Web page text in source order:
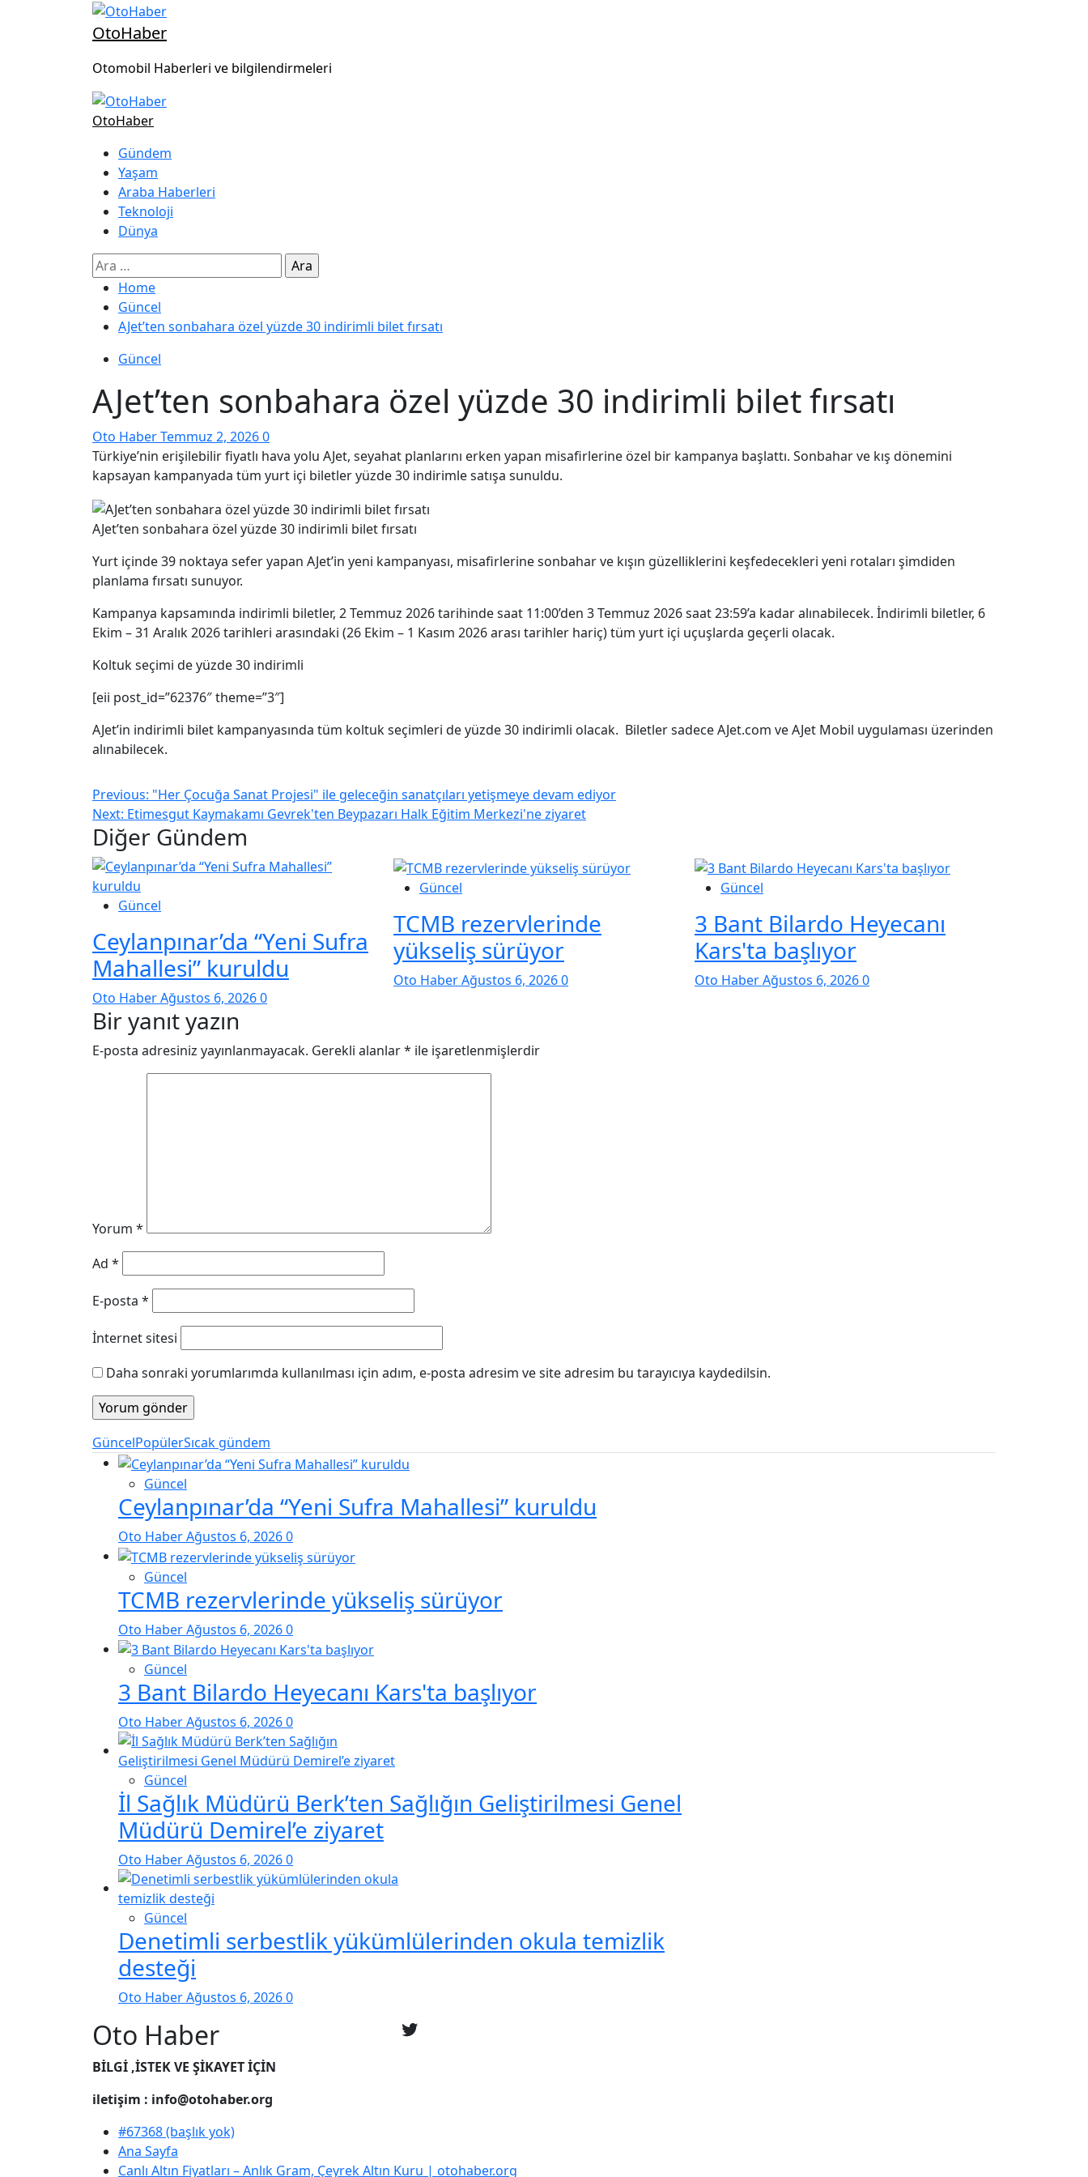
OtoHaber
Otomobil Haberleri ve bilgilendirmeleri
OtoHaber
Gündem
Yaşam
Araba Haberleri
Teknoloji
Dünya
Home
Güncel
AJet’ten sonbahara özel yüzde 30 indirimli bilet fırsatı
Güncel
AJet’ten sonbahara özel yüzde 30 indirimli bilet fırsatı
Oto HaberTemmuz 2, 20260
Türkiye’nin erişilebilir fiyatlı hava yolu AJet, seyahat planlarını erken yapan misafirlerine özel bir kampanya başlattı. Sonbahar ve kış dönemini
kapsayan kampanyada tüm yurt içi biletler yüzde 30 indirimle satışa sunuldu.
AJet’ten sonbahara özel yüzde 30 indirimli bilet fırsatı
Yurt içinde 39 noktaya sefer yapan AJet’in yeni kampanyası, misafirlerine sonbahar ve kışın güzelliklerini keşfedecekleri yeni rotaları şimdiden
planlama fırsatı sunuyor.
Kampanya kapsamında indirimli biletler, 2 Temmuz 2026 tarihinde saat 11:00’den 3 Temmuz 2026 saat 23:59’a kadar alınabilecek. İndirimli biletler, 6
Ekim – 31 Aralık 2026 tarihleri arasındaki (26 Ekim – 1 Kasım 2026 arası tarihler hariç) tüm yurt içi uçuşlarda geçerli olacak.
Koltuk seçimi de yüzde 30 indirimli
[eii post_id=”62376″ theme=”3″]
AJet’in indirimli bilet kampanyasında tüm koltuk seçimleri de yüzde 30 indirimli olacak. Biletler sadece AJet.com ve AJet Mobil uygulaması üzerinden
alınabilecek.
Previous: "Her Çocuğa Sanat Projesi" ile geleceğin sanatçıları yetişmeye devam ediyor
Next: Etimesgut Kaymakamı Gevrek'ten Beypazarı Halk Eğitim Merkezi'ne ziyaret
Diğer Gündem
Güncel
Ceylanpınar’da “Yeni Sufra
Mahallesi” kuruldu
Oto HaberAğustos 6, 20260
Güncel
TCMB rezervlerinde
yükseliş sürüyor
Oto HaberAğustos 6, 20260
Güncel
3 Bant Bilardo Heyecanı
Kars'ta başlıyor
Oto HaberAğustos 6, 20260
Bir yanıt yazın
E-posta adresiniz yayınlanmayacak. Gerekli alanlar* ile işaretlenmişlerdir
Yorum *
Ad *
E-posta *
İnternet sitesi
Daha sonraki yorumlarımda kullanılması için adım, e-posta adresim ve site adresim bu tarayıcıya kaydedilsin.
GüncelPopülerSıcak gündem
Güncel
Ceylanpınar’da “Yeni Sufra Mahallesi” kuruldu
Oto HaberAğustos 6, 20260
Güncel
TCMB rezervlerinde yükseliş sürüyor
Oto HaberAğustos 6, 20260
Güncel
3 Bant Bilardo Heyecanı Kars'ta başlıyor
Oto HaberAğustos 6, 20260
Güncel
İl Sağlık Müdürü Berk’ten Sağlığın Geliştirilmesi Genel
Müdürü Demirel’e ziyaret
Oto HaberAğustos 6, 20260
Güncel
Denetimli serbestlik yükümlülerinden okula temizlik
desteği
Oto HaberAğustos 6, 20260
Oto Haber
BİLGİ ,İSTEK VE ŞİKAYET İÇİN
iletişim : info@otohaber.org
#67368 (başlık yok)
Ana Sayfa
Canlı Altın Fiyatları – Anlık Gram, Çeyrek Altın Kuru | otohaber.org